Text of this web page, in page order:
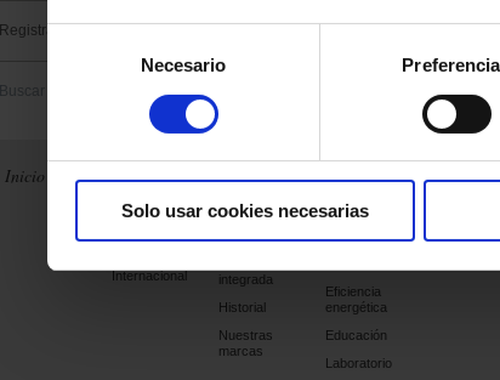
consentimiento
Necesario
Solo usar cookies necesarias
Registrar un software
Buscar
Ningún resultado
Inicio Noticias
Archivos
Internacional
La empresa
Chauvin Arnoux
integrada
Historial
Nuestras
marcas
Aplicaciones
Sector eléctrico
Eficiencia
energética
Educación
Laboratorio
Productos